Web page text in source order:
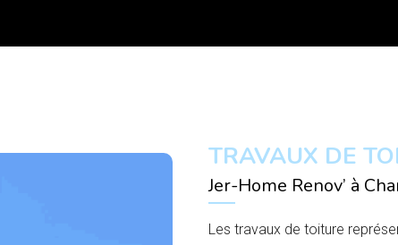
TRAVAUX DE
Jer-Home Renov’ à
Les travaux de toiture